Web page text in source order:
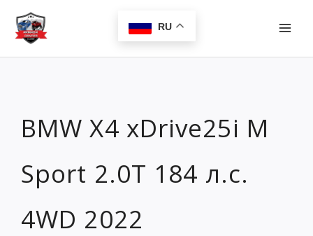
Перейти
содержимому
RU
BMW X4 xDrive25i M
Sport 2.0T 184 л.с.
4WD 2022